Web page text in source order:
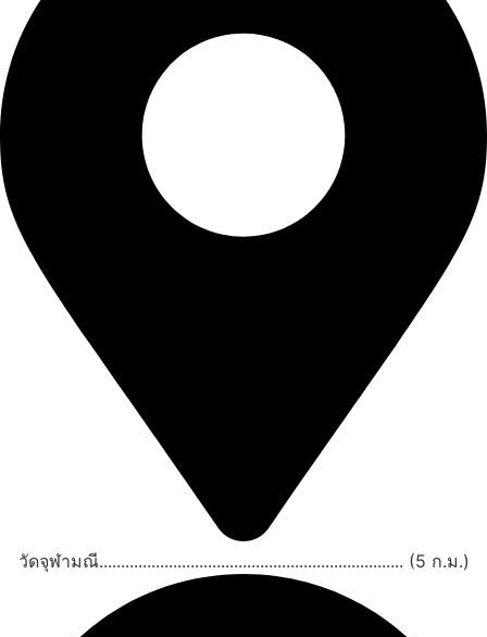
วัดจุฬามณี...................................................................... (5 ก.ม.)